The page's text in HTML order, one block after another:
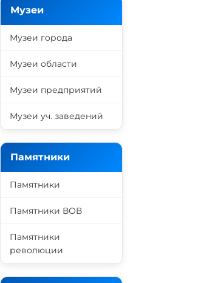
Музеи
Музеи города
Музеи области
Музеи предприятий
Музеи уч. заведений
Памятники
Памятники
Памятники ВОВ
Памятники
революции